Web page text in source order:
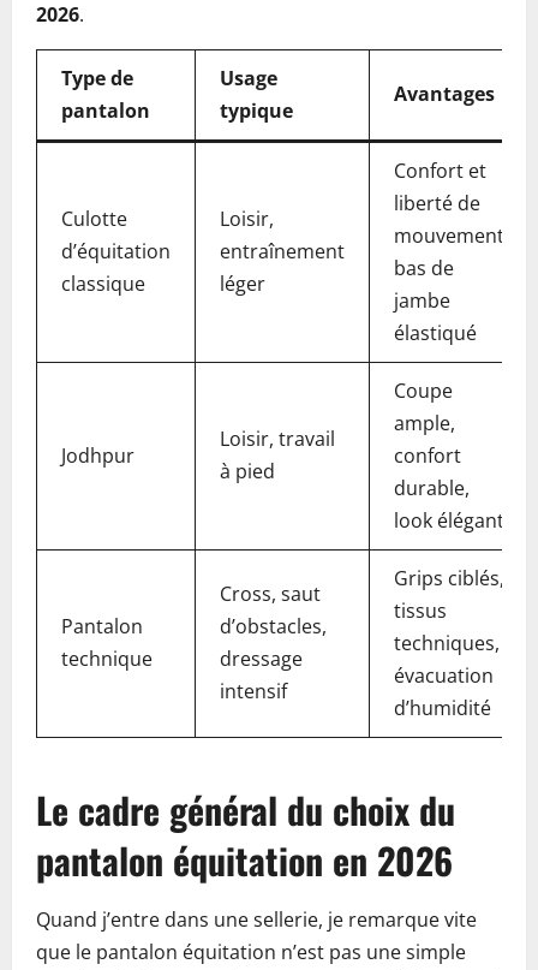
2026.
Type de
pantalon
Usage
typique
Avantages
Culotte
d’équitation
classique
Loisir,
entraînement
léger
Confort et
liberté de
mouvement,
bas de
jambe
élastiqué
Jodhpur
Loisir, travail
à pied
Coupe
ample,
confort
durable,
look élégant
Pantalon
technique
Cross, saut
d’obstacles,
dressage
intensif
Grips ciblés,
tissus
techniques,
évacuation
d’humidité
Le cadre général du choix du
pantalon équitation en 2026
Quand j’entre dans une sellerie, je remarque vite
que le pantalon équitation n’est pas une simple